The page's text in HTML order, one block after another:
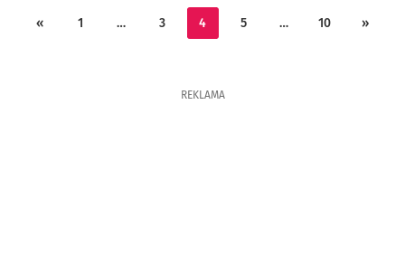
« 1 … 3 4 5 … 10 »
REKLAMA